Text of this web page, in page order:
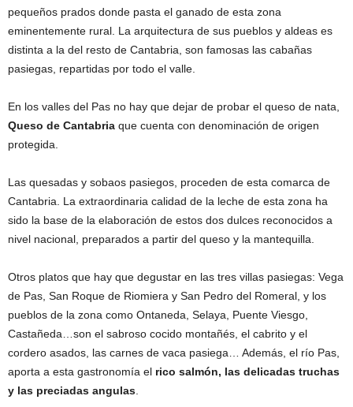
pequeños prados donde pasta el ganado de esta zona
eminentemente rural. La arquitectura de sus pueblos y aldeas es
distinta a la del resto de Cantabria, son famosas las cabañas
pasiegas, repartidas por todo el valle.
En los valles del Pas no hay que dejar de probar el queso de nata,
Queso de Cantabria que cuenta con denominación de origen
protegida.
Las quesadas y sobaos pasiegos, proceden de esta comarca de
Cantabria. La extraordinaria calidad de la leche de esta zona ha
sido la base de la elaboración de estos dos dulces reconocidos a
nivel nacional, preparados a partir del queso y la mantequilla.
Otros platos que hay que degustar en las tres villas pasiegas: Vega
de Pas, San Roque de Riomiera y San Pedro del Romeral, y los
pueblos de la zona como Ontaneda, Selaya, Puente Viesgo,
Castañeda…son el sabroso cocido montañés, el cabrito y el
cordero asados, las carnes de vaca pasiega… Además, el río Pas,
aporta a esta gastronomía el rico salmón, las delicadas truchas
y las preciadas angulas